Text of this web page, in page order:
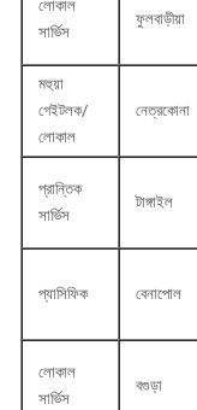
লোকাল
সার্ভিস
ফুলবাড়ীয়া
মহুয়া
গেইটলক/
লোকাল
নেত্রকোনা
প্রান্তিক
সার্ভিস
টাঙ্গাইল
প্যাসিফিক বেনাপোল
লোকাল
সার্ভিস
বগুড়া